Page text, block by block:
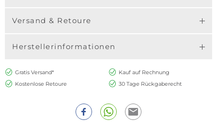
Versand & Retoure
Herstellerinformationen
Gratis Versand*
Kauf auf Rechnung
Kostenlose Retoure
30 Tage Rückgaberecht